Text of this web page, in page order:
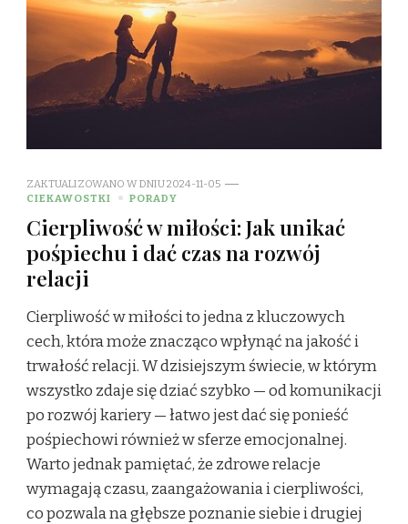
ZAKTUALIZOWANO W DNIU2024-11-05
CIEKAWOSTKI
PORADY
Cierpliwość w miłości: Jak unikać
pośpiechu i dać czas na rozwój
relacji
Cierpliwość w miłości to jedna z kluczowych
cech, która może znacząco wpłynąć na jakość i
trwałość relacji. W dzisiejszym świecie, w którym
wszystko zdaje się dziać szybko — od komunikacji
po rozwój kariery — łatwo jest dać się ponieść
pośpiechowi również w sferze emocjonalnej.
Warto jednak pamiętać, że zdrowe relacje
wymagają czasu, zaangażowania i cierpliwości,
co pozwala na głębsze poznanie siebie i drugiej